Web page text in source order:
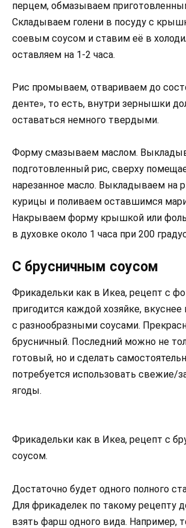
перцем, обмазываем
Складываем голени в посуду с
соевым соусом и ставим её в
оставляем на 1-2 часа.
Рис промываем, отвариваем до
денте», то есть, внутри зернышки
оставаться немного твердыми.
Форму смазываем маслом.
подготовленный рис, сверху
нарезанное масло. Выкладываем на
курицы и поливаем оставшимся
Накрываем форму крышкой или
в духовке около 1 часа при 200
С брусничным соусом
Фрикадельки как в Икеа, рецепт с
пригодится каждой хозяйке, вкуснее
с разнообразными соусами.
брусничный. Последний можно не
готовый, но и сделать
потребуется использовать свежие/
ягоды.
Фрикадельки как в Икеа, рецепт с
соусом.
Достаточно будет одного полного
Для фрикаделек по такому рецепту
взять фарш одного вида. Например,